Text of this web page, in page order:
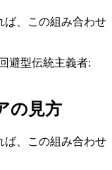
ば、この組み合わせ
避型伝統主義者:
の見方
ば、この組み合わせ